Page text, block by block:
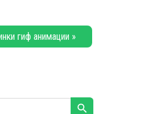
гиф анимации »